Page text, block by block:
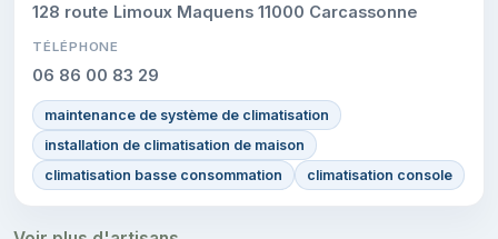
128 route Limoux Maquens 11000 Carcassonne
TÉLÉPHONE
06 86 00 83 29
maintenance de système de climatisation
installation de climatisation de maison
climatisation basse consommation
climatisation console